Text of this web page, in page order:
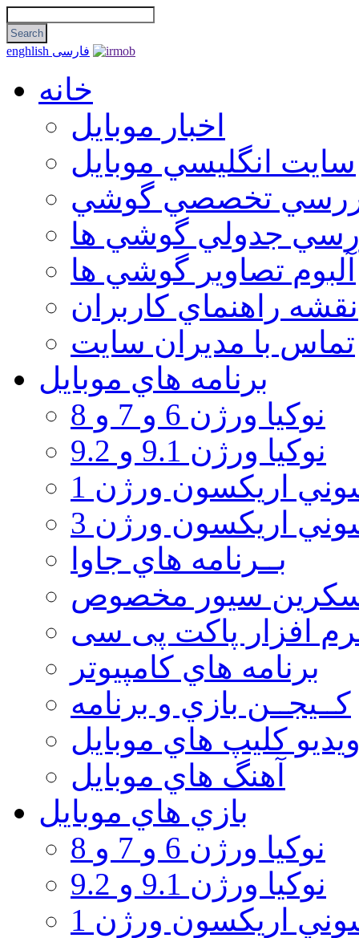
enghlish فارسی
خانه
اخبار موبایل
سايت انگليسي موبايل
تخصصي گوشي
جدولي گوشي ها
آلبوم تصاوير گوشي ها
نقشه راهنماي كاربران
تماس با مديران سايت
برنامه هاي موبايل
نوکیا ورژن 6 و 7 و 8
نوکیا ورژن 9.1 و 9.2
اريكسون ورژن 1
اريكسون ورژن 3
بــرنامه هاي جاوا
سيور مخصوص
افزار پاکت پی سی
برنامه هاي كامپيوتر
كــيجــن بازي و برنامه
كليپ هاي موبايل
آهنگ هاي موبايل
بازي هاي موبايل
نوكيا ورژن 6 و 7 و 8
نوكيا ورژن 9.1 و 9.2
اريكسون ورژن 1